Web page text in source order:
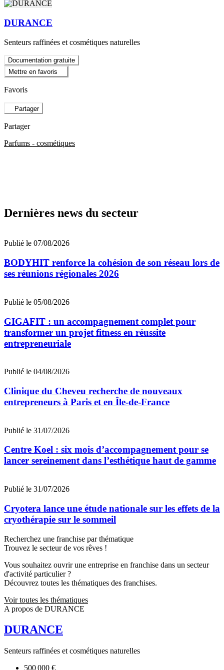
DURANCE
Senteurs raffinées et cosmétiques naturelles
Documentation gratuite
Mettre en favoris
Favoris
Partager
Partager
Parfums - cosmétiques
Dernières news du secteur
Publié le 07/08/2026
BODYHIT renforce la cohésion de son réseau lors de
ses réunions régionales 2026
Publié le 05/08/2026
GIGAFIT : un accompagnement complet pour
transformer un projet fitness en réussite
entrepreneuriale
Publié le 04/08/2026
Clinique du Cheveu recherche de nouveaux
entrepreneurs à Paris et en Île-de-France
Publié le 31/07/2026
Centre Koel : six mois d’accompagnement pour se
lancer sereinement dans l’esthétique haut de gamme
Publié le 31/07/2026
Cryotera lance une étude nationale sur les effets de la
cryothérapie sur le sommeil
Recherchez une franchise par thématique
Trouvez le secteur de vos rêves !
Vous souhaitez ouvrir une entreprise en franchise dans un secteur
d'activité particulier ?
Découvrez toutes les thématiques des franchises.
Voir toutes les thématiques
A propos de DURANCE
DURANCE
Senteurs raffinées et cosmétiques naturelles
500 000 €